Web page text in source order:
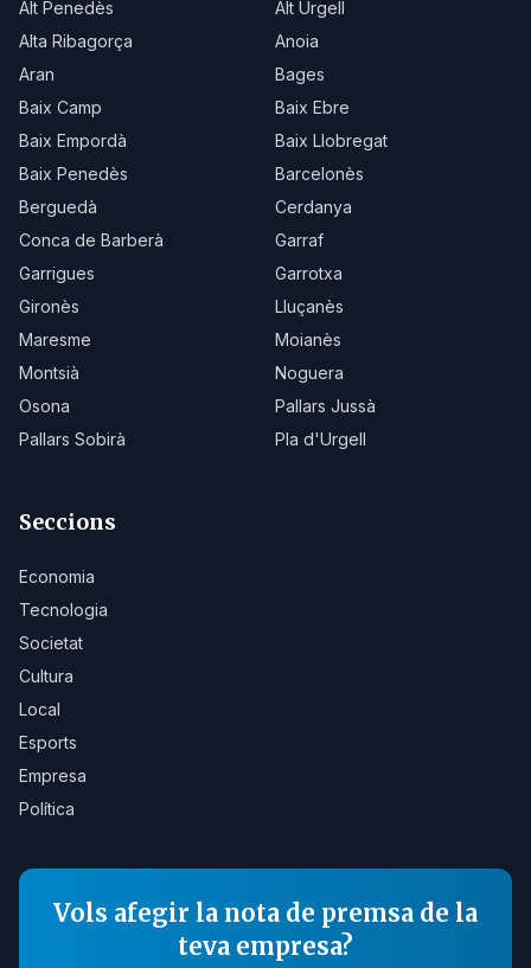
Alt Penedès
Alt Urgell
Alta Ribagorça
Anoia
Aran
Bages
Baix Camp
Baix Ebre
Baix Empordà
Baix Llobregat
Baix Penedès
Barcelonès
Berguedà
Cerdanya
Conca de Barberà
Garraf
Garrigues
Garrotxa
Gironès
Lluçanès
Maresme
Moianès
Montsià
Noguera
Osona
Pallars Jussà
Pallars Sobirà
Pla d'Urgell
Seccions
Economia
Tecnologia
Societat
Cultura
Local
Esports
Empresa
Política
Vols afegir la nota de premsa de la
teva empresa?